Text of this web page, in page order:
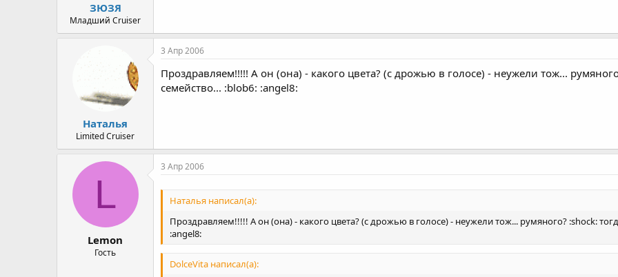
ЗЮЗЯ
Младший Cruiser
Наталья
Limited Cruiser
3 Апр 2006
Проздравляем!!!!! А он (она) - какого цвета? (с дрожью в голосе) - неужели тож...
семейство... :blob6: :angel8:
L
Lemon
Гость
3 Апр 2006
Наталья написал(а):
Проздравляем!!!!! А он (она) - какого цвета? (с дрожью в голосе) - неужели тож... румяного? :shock:
:angel8:
DolceVita написал(а):